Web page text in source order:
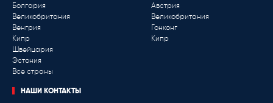
Болгария
Великобритания
Венгрия
Кипр
Швейцария
Эстония
Все страны
Австрия
Великобритания
Гонконг
Кипр
НАШИ КОНТАКТЫ